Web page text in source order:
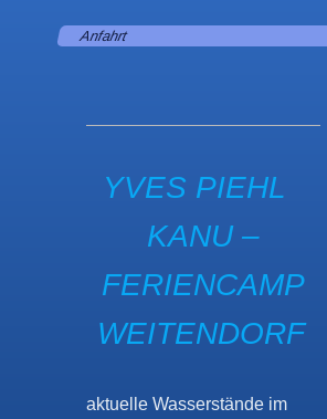
Yves Piehl
Anfahrt
YVES PIEHL
KANU –
FERIENCAMP
WEITENDORF
aktuelle Wasserstände im